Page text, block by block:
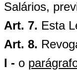
Salários,
Art. 7. Esta
Art. 8.
I - o